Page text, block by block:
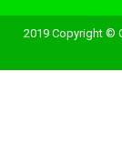
2019 Copyright ©